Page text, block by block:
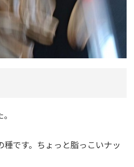
です。ちょっと脂っこいナッ